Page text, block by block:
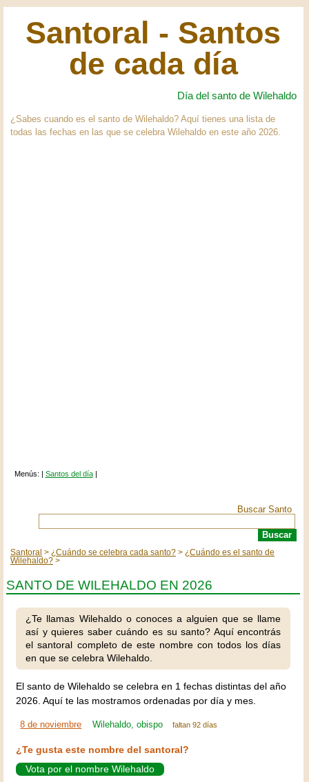
Santoral - Santos
de cada día
Día del santo de Wilehaldo
¿Sabes cuando es el santo de Wilehaldo? Aquí tienes una lista de
todas las fechas en las que se celebra Wilehaldo en este año 2026.
Menús: | Santos del día|
Buscar Santo
Santoral ¿Cuándo se celebra cada santo?
¿Cuándo es el santo de
Wilehaldo?
SANTO DE WILEHALDO EN 2026
¿Te llamas Wilehaldo o conoces a alguien que se llame
así y quieres saber cuándo es su santo? Aquí encontrás
el santoral completo de este nombre con todos los días
en que se celebra Wilehaldo.
El santo de Wilehaldo se celebra en 1 fechas distintas del año
2026. Aquí te las mostramos ordenadas por día y mes.
8 de noviembre Wilehaldo, obispo faltan 92 días
¿Te gusta este nombre del santoral?
Vota por el nombre Wilehaldo